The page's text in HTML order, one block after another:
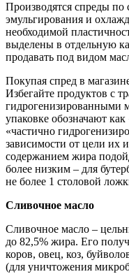
Производятся спреды по
эмульгирования и
необходимой
выделены в отдельную
продавать под видом
Покупая спред в
Избегайте продуктов с
гидрогенизированными
упаковке обозначают
«частично
зависимости от цели их
содержанием жира
более низким – для
не более 1 столовой
Сливочное масло
Сливочное масло –
до 82,5% жира. Его
коров, овец, коз,
(для уничтожения